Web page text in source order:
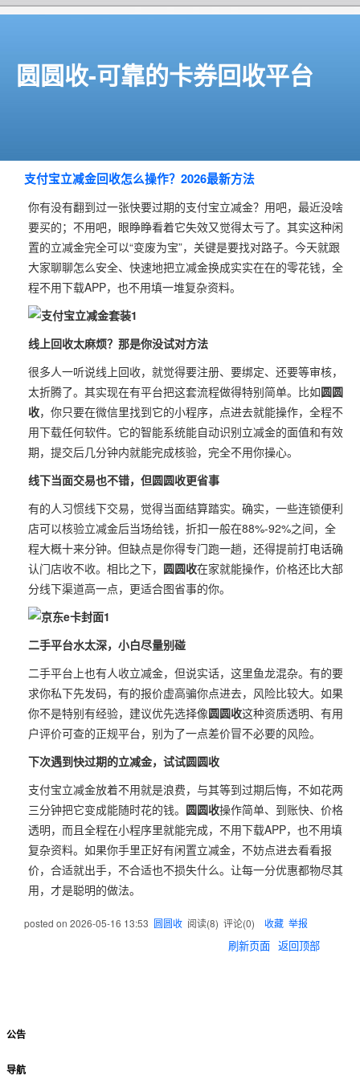
圆圆收-可靠的卡券回收平台
支付宝立减金回收怎么操作？2026最新方法
你有没有翻到过一张快要过期的支付宝立减金？用吧，最近没啥
要买的；不用吧，眼睁睁看着它失效又觉得太亏了。其实这种闲
置的立减金完全可以“变废为宝”，关键是要找对路子。今天就跟
大家聊聊怎么安全、快速地把立减金换成实实在在的零花钱，全
程不用下载APP，也不用填一堆复杂资料。
线上回收太麻烦？那是你没试对方法
很多人一听说线上回收，就觉得要注册、要绑定、还要等审核，
太折腾了。其实现在有平台把这套流程做得特别简单。比如圆圆
收，你只要在微信里找到它的小程序，点进去就能操作，全程不
用下载任何软件。它的智能系统能自动识别立减金的面值和有效
期，提交后几分钟内就能完成核验，完全不用你操心。
线下当面交易也不错，但圆圆收更省事
有的人习惯线下交易，觉得当面结算踏实。确实，一些连锁便利
店可以核验立减金后当场给钱，折扣一般在88%-92%之间，全
程大概十来分钟。但缺点是你得专门跑一趟，还得提前打电话确
认门店收不收。相比之下， 圆圆收在家就能操作，价格还比大部
分线下渠道高一点，更适合图省事的你。
二手平台水太深，小白尽量别碰
二手平台上也有人收立减金，但说实话，这里鱼龙混杂。有的要
求你私下先发码，有的报价虚高骗你点进去，风险比较大。如果
你不是特别有经验，建议优先选择像圆圆收这种资质透明、有用
户评价可查的正规平台，别为了一点差价冒不必要的风险。
下次遇到快过期的立减金，试试圆圆收
支付宝立减金放着不用就是浪费，与其等到过期后悔，不如花两
三分钟把它变成能随时花的钱。 圆圆收操作简单、到账快、价格
透明，而且全程在小程序里就能完成，不用下载APP，也不用填
复杂资料。如果你手里正好有闲置立减金，不妨点进去看看报
价，合适就出手，不合适也不损失什么。让每一分优惠都物尽其
用，才是聪明的做法。
posted on 2026-05-16 13:53 圆圆收 阅读(8) 评论(0) 收藏 举报
刷新页面 返回顶部
公告
导航